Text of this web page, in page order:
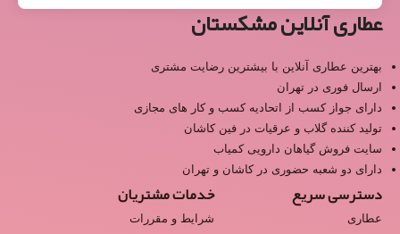
عطاری آنلاین مشکستان
بهترین عطاری آنلاین با بیشترین رضایت مشتری
ارسال فوری در تهران
دارای جواز کسب از اتحادیه کسب و کار های مجازی
تولید کننده گلاب و عرقیات در فین کاشان
سایت فروش گیاهان دارویی کمیاب
دارای دو شعبه حضوری در کاشان و تهران
دسترسی سریع
عطاری
خدمات مشتریان
شرایط و مقررات